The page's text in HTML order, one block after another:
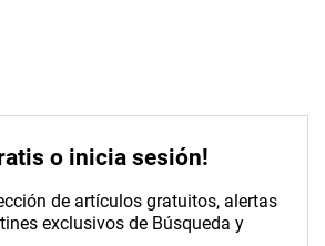
o inicia sesión!
de artículos gratuitos, alertas
exclusivos de Búsqueda y